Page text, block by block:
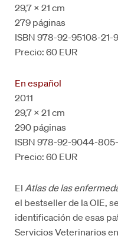
29,7 x 21 cm
279 páginas
ISBN 978-92-95108-21-9
Precio: 60 EUR
En español
2011
29,7 x 21 cm
290 páginas
ISBN 978-92-9044-805-
Precio: 60 EUR
El Atlas de las
el bestseller de la OIE,
identificación de esas
Servicios Veterinarios